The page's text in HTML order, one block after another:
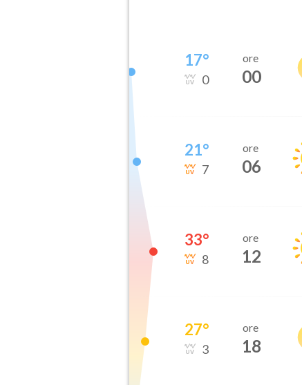
17°
0
ore
00
21°
7
ore
06
33°
8
ore
12
27°
3
ore
18